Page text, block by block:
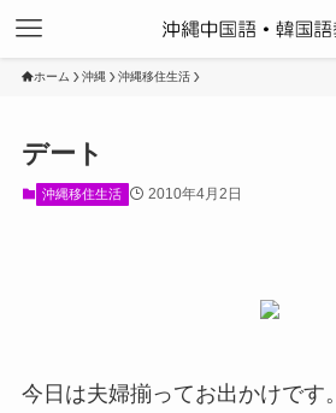
ホーム 沖縄 沖縄移住生活
デート
沖縄移住生活 2010年4月2日
今日は夫婦揃ってお出かけです。